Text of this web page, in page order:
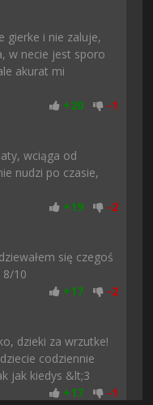
gierke i nie zaluje,
w necie jest sporo
akurat mi
+20 -1
wciąga od
nudzi po czasie,
+19 -2
się czegoś
8/10
+17 -2
dzieki za wrzutke!
codziennie
jak kiedys &lt;3
+17 -1